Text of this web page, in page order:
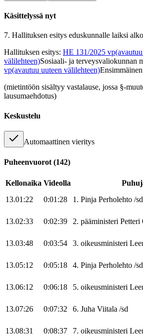
Käsittelyssä nyt
7. Hallituksen esitys eduskunnalle laiksi
Hallituksen esitys: HE 131/2025 vp
välilehteen)Sosiaali- ja terveysvaliokunnan
vp(avautuu uuteen välilehteen)
(mietintöön sisältyy vastalause, jossa §-
lausumaehdotus)
Keskustelu
Automaattinen vieritys
Puheenvuorot (142)
Kellonaika Videolla
13.01:22
0:01:28 1. Pinja Perholehto /sd
13.02:33 0:02:39 2. pääministeri Petteri
13.03:48 0:03:54 3. oikeusministeri
13.05:12 0:05:18 4. Pinja Perholehto /sd
13.06:12 0:06:18 5. oikeusministeri
13.07:26 0:07:32 6. Juha Viitala /sd
13.08:31 0:08:37 7. oikeusministeri